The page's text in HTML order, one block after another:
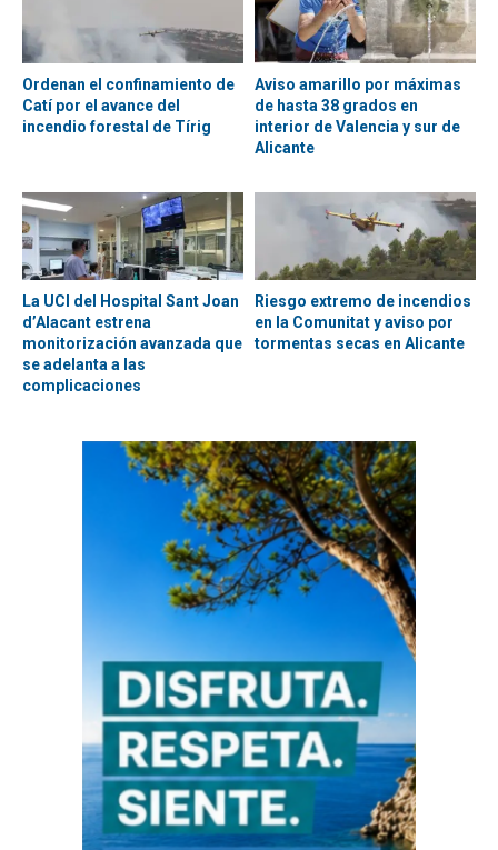
Ordenan el confinamiento de
Catí por el avance del
incendio forestal de Tírig
Aviso amarillo por máximas
de hasta 38 grados en
interior de Valencia y sur de
Alicante
La UCI del Hospital Sant Joan
d’Alacant estrena
monitorización avanzada que
se adelanta a las
complicaciones
Riesgo extremo de incendios
en la Comunitat y aviso por
tormentas secas en Alicante